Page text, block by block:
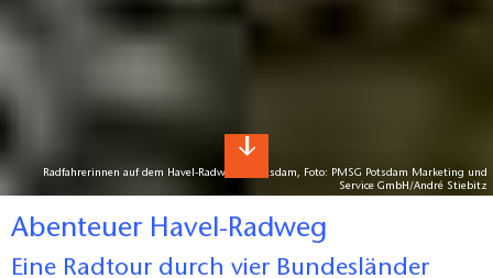
Radfahrerinnen auf dem Havel-Radweg in Potsdam, Foto: PMSG Potsdam Marketing und
Service GmbH/André Stiebitz
Abenteuer Havel-Radweg
Eine Radtour durch vier Bundesländer